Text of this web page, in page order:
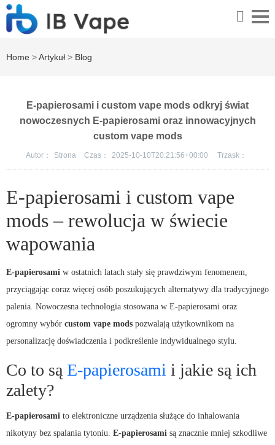
Home >Artykuł > Blog
E-papierosami i custom vape mods odkryj świat
nowoczesnych E-papierosami oraz innowacyjnych
custom vape mods
Autor： Strona Czas： 2025-10-10T20:21:56+00:00 Trzask：
E-papierosami i custom vape
mods – rewolucja w świecie
wapowania
E-papierosami w ostatnich latach stały się prawdziwym fenomenem,
przyciągając coraz więcej osób poszukujących alternatywy dla tradycyjnego
palenia. Nowoczesna technologia stosowana w E-papierosami oraz
ogromny wybór custom vape mods pozwalają użytkownikom na
personalizację doświadczenia i podkreślenie indywidualnego stylu.
Co to są E-papierosami i jakie są ich
zalety?
E-papierosami to elektroniczne urządzenia służące do inhalowania
nikotyny bez spalania tytoniu. E-papierosami są znacznie mniej szkodliwe